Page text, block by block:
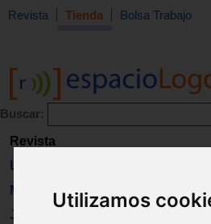
Utilizamos
Revista Tienda Bolsa Trabajo
Buscar:
Revista
Libros
Material
Juguetes